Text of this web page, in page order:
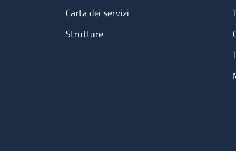
Carta dei servizi
Strutture